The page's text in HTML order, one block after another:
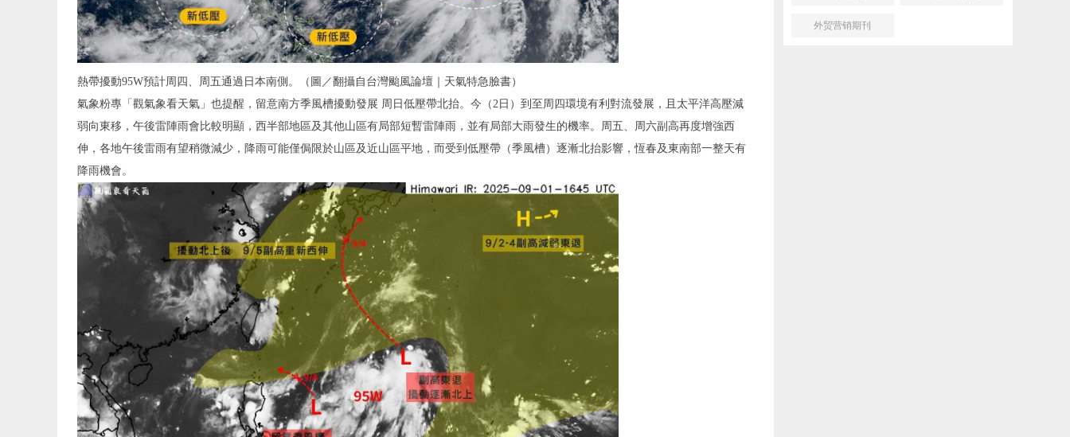
熱帶擾動95W預計周四、周五通過日本南側。（圖／翻攝自台灣颱風論壇｜天氣特急臉書）
氣象粉專「觀氣象看天氣」也提醒，留意南方季風槽擾動發展 周日低壓帶北抬。今（2日）到至周四環境有利對流發展，且太平洋高壓減
弱向東移，午後雷陣雨會比較明顯，西半部地區及其他山區有局部短暫雷陣雨，並有局部大雨發生的機率。周五、周六副高再度增強西
伸，各地午後雷雨有望稍微減少，降雨可能僅侷限於山區及近山區平地，而受到低壓帶（季風槽）逐漸北抬影響，恆春及東南部一整天有
降雨機會。
外贸营销期刊